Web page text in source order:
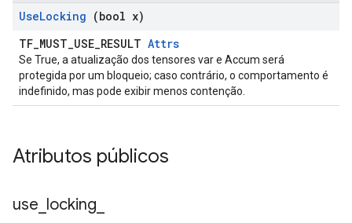
UseLocking (bool x)
TF_MUST_USE_RESULT Attrs
Se True, a atualização dos tensores var e Accum será
protegida por um bloqueio; caso contrário, o comportamento é
indefinido, mas pode exibir menos contenção.
Atributos públicos
use locking